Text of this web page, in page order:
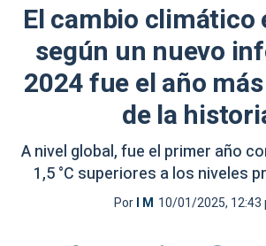
El cambio climático
según un nuevo
2024 fue el año
de la
A nivel global, fue el primer año
1,5 °C superiores a los niveles
PorI M 10/01/2025, 12:43